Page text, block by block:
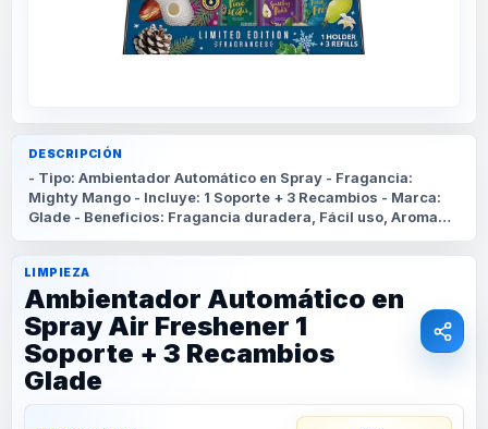
DESCRIPCIÓN
- Tipo: Ambientador Automático en Spray - Fragancia:
Mighty Mango - Incluye: 1 Soporte + 3 Recambios - Marca:
Glade - Beneficios: Fragancia duradera, Fácil uso, Aroma
LIMPIEZA
Ambientador Automático en
Spray Air Freshener 1
Soporte + 3 Recambios
Glade